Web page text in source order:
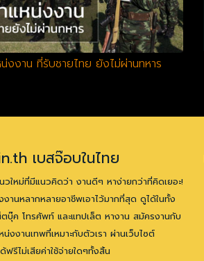
งงาน ที่รับชายไทย ยังไม่ผ่านทหาร
เบสจ๊อบในไทย
วใหม่ที่มีแนวคิดว่า งานดีๆ หาง่ายกว่าที่คิดเยอะ!
านหลากหลายอาชีพเอาไว้มากที่สุด ดูได้ในทั้ง
บุ๊ค โทรศัพท์ และแทปเล็ต หางาน สมัครงานกับ
งงานเทพที่เหมาะกับตัวเรา ผ่านเว็บไซต์
รีไม่เสียค่าใช้จ่ายใดๆทั้งสิ้น